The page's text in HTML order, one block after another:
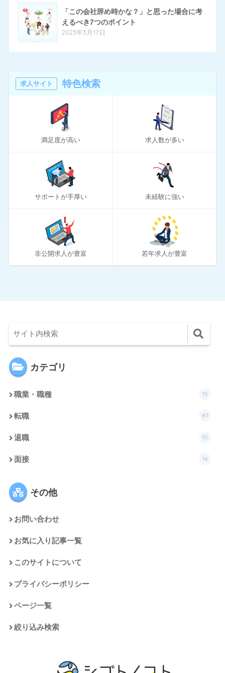
ほいく畑
マスメディアン
リアルミーキャリア
リクナビNEXT
リクルートエージェント
リクルートダイレクトスカウト
ロバート・ウォルターズ
ワークポート
女性しごと応援テラス
社内SE転職ナビ
「この会社辞め時かな？」と思った場合に考
えるべき7つのポイント
2023年3月17日
求人サイト 特色検索
満足度が高い 求人数が多い
サポートが手厚い 未経験に強い
非公開求人が豊富 若年求人が豊富
カテゴリ
職業・職種 15
転職 87
退職 10
面接 14
その他
お問い合わせ
お気に入り記事一覧
このサイトについて
プライバシーポリシー
ページ一覧
絞り込み検索